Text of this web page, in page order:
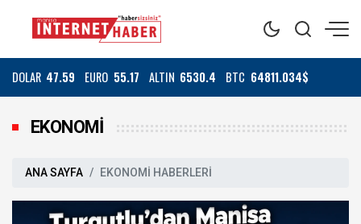
DOLAR 47.59 EURO 55.17 ALTIN 6530.4 BTC 64811.034$
EKONOMİ
ANA SAYFA EKONOMİ HABERLERİ